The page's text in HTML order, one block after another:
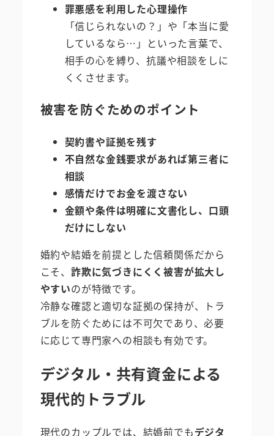
罪悪感を利用した心理操作
「信じられないの？」や「本当に愛
しているなら…」といった言葉で、
相手の心を縛り、抗議や相談をしに
くくさせます。
被害を防ぐためのポイント
契約書や証拠を残す
不自然な金銭要求があれば第三者に
相談
感情だけでお金を渡さない
金額や条件は明確に文書化し、口頭
だけにしない
婚約や結婚を前提とした信頼関係だから
こそ、 詐欺に気づきにくく被害が拡大し
やすいのが特徴です。
冷静な確認と適切な証拠の保持が、トラ
ブルを防ぐためには不可欠であり、必要
に応じて専門家への相談も有効です。
デジタル・共有資金による
現代的トラブル
現代のカップルでは、結婚前でもデジタ